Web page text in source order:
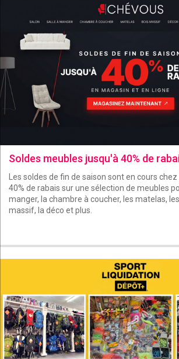
Soldes meubles jusqu'à 40% de
Les soldes de fin de saison sont en cours
40% de rabais sur une sélection de meubles
manger, la chambre à coucher, les matelas,
massif, la déco et plus.